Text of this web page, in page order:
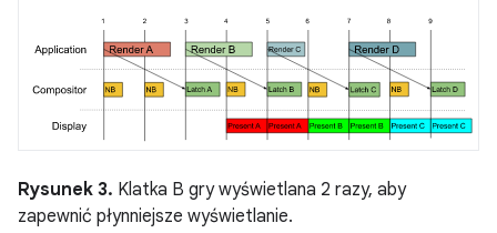
Rysunek 3. Klatka B gry wyświetlana 2 razy, aby
zapewnić płynniejsze wyświetlanie.